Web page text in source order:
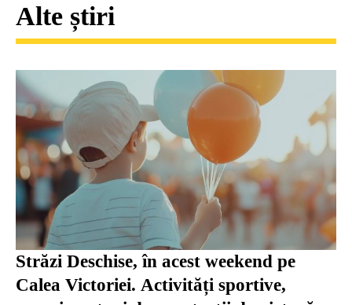
Alte știri
Străzi Deschise, în acest weekend pe
Calea Victoriei. Activități sportive,